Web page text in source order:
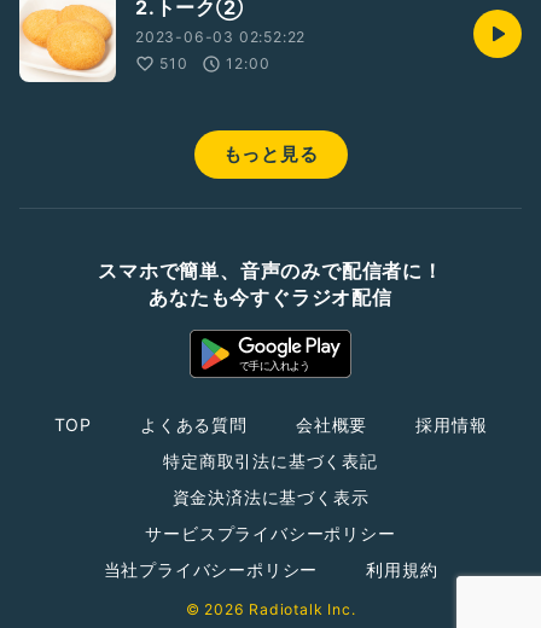
2.トーク②
2023-06-03 02:52:22
510
12:00
もっと見る
スマホで簡単、音声のみで配信者に！
あなたも今すぐラジオ配信
TOP よくある質問 会社概要
採用情報
特定商取引法に基づく表記
資金決済法に基づく表示
サービスプライバシーポリシー
当社プライバシーポリシー
利用規約
© 2026 Radiotalk Inc.